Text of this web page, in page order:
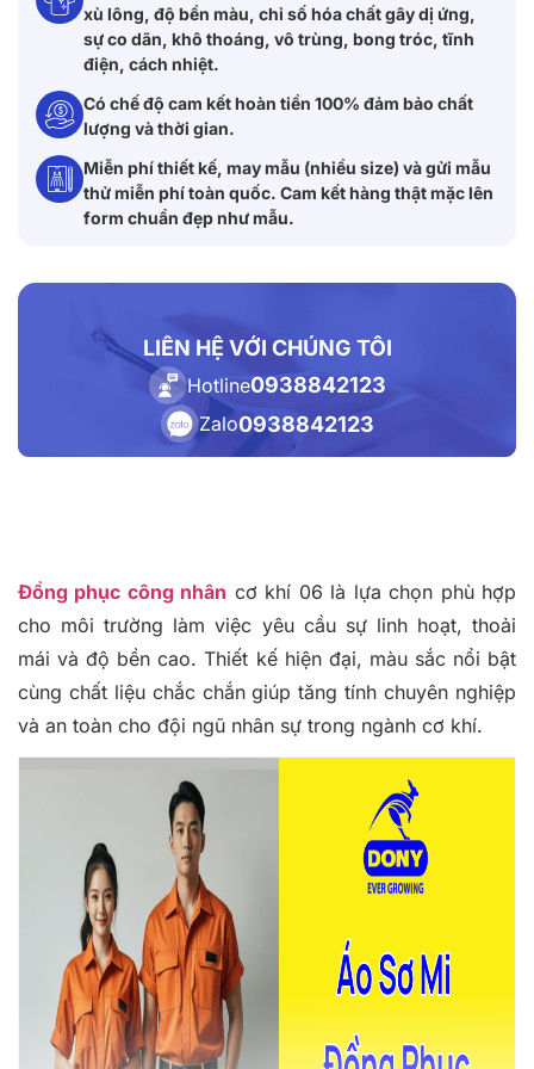
xù lông, độ bền màu, chỉ số hóa chất gây dị ứng,
sự co dãn, khô thoáng, vô trùng, bong tróc, tĩnh
điện, cách nhiệt.
Có chế độ cam kết hoàn tiền 100% đảm bảo chất
lượng và thời gian.
Miễn phí thiết kế, may mẫu (nhiều size) và gửi mẫu
thử miễn phí toàn quốc. Cam kết hàng thật mặc lên
form chuẩn đẹp như mẫu.
LIÊN HỆ VỚI CHÚNG TÔI
Hotline0938842123
Zalo0938842123
Đồng phục công nhân cơ khí 06 là lựa chọn phù hợp
cho môi trường làm việc yêu cầu sự linh hoạt, thoải
mái và độ bền cao. Thiết kế hiện đại, màu sắc nổi bật
cùng chất liệu chắc chắn giúp tăng tính chuyên nghiệp
và an toàn cho đội ngũ nhân sự trong ngành cơ khí.